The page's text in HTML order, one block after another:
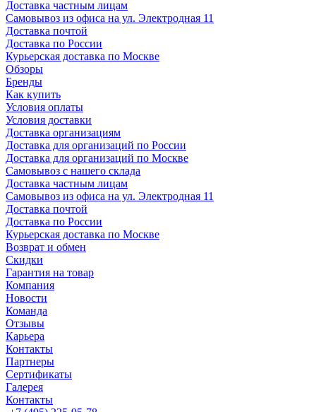
Доставка частным лицам
Самовывоз из офиса на ул. Электродная 11
Доставка почтой
Доставка по России
Курьерская доставка по Москве
Обзоры
Бренды
Как купить
Условия оплаты
Условия доставки
Доставка организациям
Доставка для организаций по России
Доставка для организаций по Москве
Самовывоз с нашего склада
Доставка частным лицам
Самовывоз из офиса на ул. Электродная 11
Доставка почтой
Доставка по России
Курьерская доставка по Москве
Возврат и обмен
Скидки
Гарантия на товар
Компания
Новости
Команда
Отзывы
Карьера
Контакты
Партнеры
Сертификаты
Галерея
Контакты